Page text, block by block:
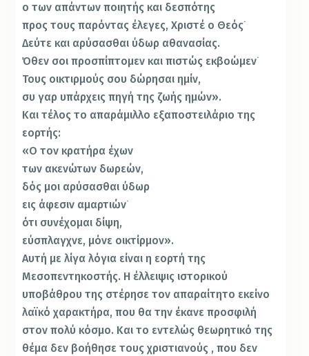
ο των απάντων ποιητής και δεσπότης
προς τους παρόντας έλεγες, Χριστέ ο Θεός˙
Δεύτε και αρύσασθαι ύδωρ αθανασίας.
Όθεν σοι προσπίπτομεν και πιστώς εκβοώμεν˙
Τους οικτιρμούς σου δώρησαι ημίν,
συ γαρ υπάρχεις πηγή της ζωής ημών».
Και τέλος το απαράμιλλο εξαποστειλάριο της
εορτής:
«Ο τον κρατήρα έχων
των ακενώτων δωρεών,
δός μοι αρύσασθαι ύδωρ
εις άφεσιν αμαρτιών˙
ότι συνέχομαι δίψη,
εύσπλαγχνε, μόνε οικτίρμον».
Αυτή με λίγα λόγια είναι η εορτή της
Μεσοπεντηκοστής. Η έλλειψις ιστορικού
υποβάθρου της στέρησε τον απαραίτητο εκείνο
λαϊκό χαρακτήρα, που θα την έκανε προσφιλή
στον πολύ κόσμο. Και το εντελώς θεωρητικό της
θέμα δεν βοήθησε τους χριστιανούς , που δεν